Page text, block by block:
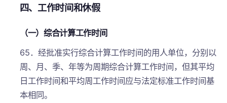
四、工作时间和休假
（一）综合计算工作时间
65．经批准实行综合计算工作时间的用人单位，分别以
周、月、季、年等为周期综合计算工作时间，但其平均
日工作时间和平均周工作时间应与法定标准工作时间基
本相同。